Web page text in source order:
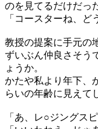
のを見てるだけだっ
「コースターね、ど
教授の提案に手元の
ずいぶん仲良さそう
ょうか。
かたや私より年下、
らいの年齢に見えて
「あ、レ○ジングス